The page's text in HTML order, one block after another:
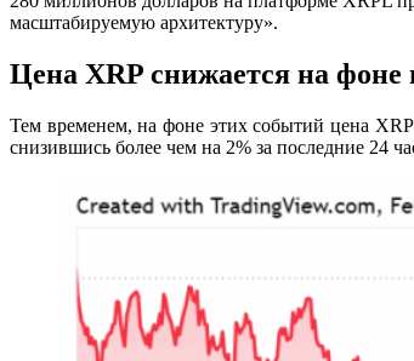
масштабируемую архитектуру».
Цена XRP снижается на
Тем временем, на фоне этих событийцена XRP
снизившись более чем на 2% за последние 24